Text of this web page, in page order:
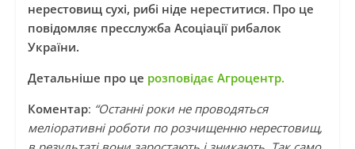
нерестовищ сухі, рибі ніде нереститися. Про це
повідомляє пресслужба Асоціації рибалок
України.
Детальніше про це розповідає Агроцентр.
Коментар: “Останні роки не проводяться
меліоративні роботи по розчищенню нерестовищ,